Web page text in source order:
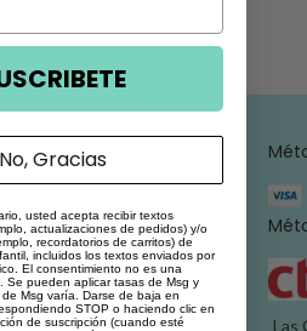
MÁS INFORMACIÓN
Conoce Caramelitos
Condiciones de venta
Política de privacidad
Las
No, Gracias
usted acepta recibir textos
actualizaciones de pedidos) y/o
recordatorios de carritos) de
incluidos los textos enviados por
El consentimiento no es una
Se pueden aplicar tasas de Msg y
Msg varía. Darse de baja en
STOP o haciendo clic en
de suscripción (cuando esté